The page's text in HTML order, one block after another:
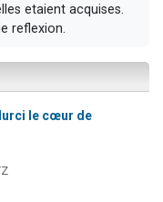
etaient acquises.
reflexion.
le cœur de